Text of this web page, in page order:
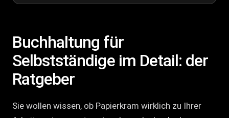
Buchhaltung für
Selbstständige im Detail: der
Ratgeber
Sie wollen wissen, ob Papierkram wirklich zu Ihrer